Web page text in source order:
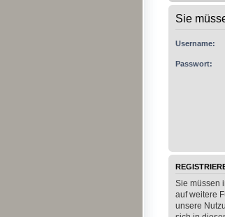
Sie
Username:
Passwort:
Sie müssen
auf weitere
unsere